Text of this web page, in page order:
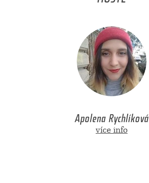
Apolena Rychlíková
více info